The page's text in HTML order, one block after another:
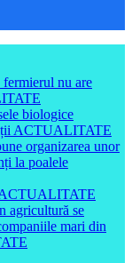
nu are
biologice
ACTUALITATE
organizarea unor
la poalele
agricultură se
mari din